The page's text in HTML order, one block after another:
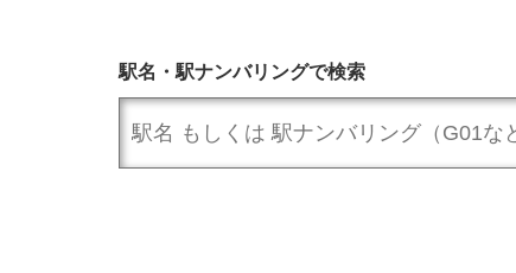
駅名・駅ナンバリングで検索